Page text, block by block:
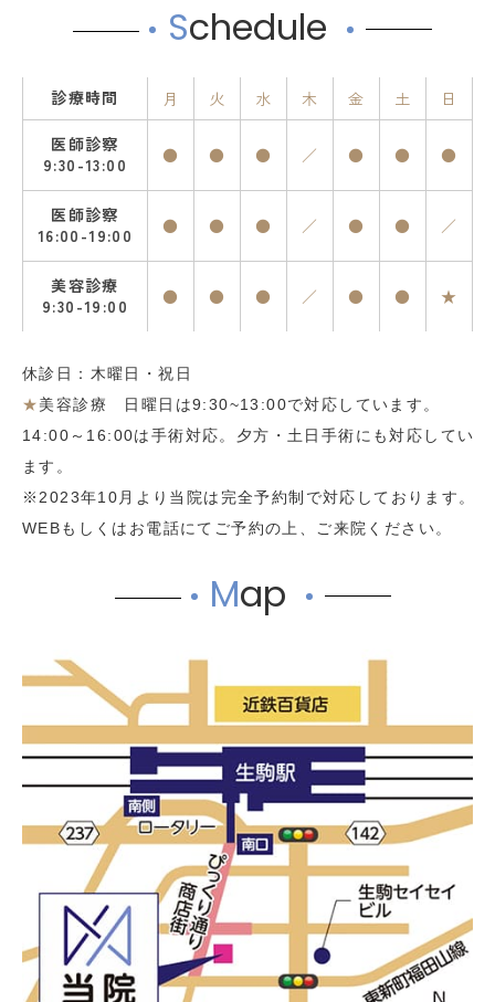
Schedule
診療時間 月 火 水 木 金 土 日
医師診察
9:30-13:00
● ● ● ／ ● ● ●
医師診察
16:00-19:00
● ● ● ／ ● ● ／
美容診療
9:30-19:00
● ● ● ／ ● ● ★
休診日：木曜日・祝日
★美容診療 日曜日は9:30~13:00で対応しています。
14:00～16:00は手術対応。夕方・土日手術にも対応してい
ます。
※2023年10月より当院は完全予約制で対応しております。
WEBもしくはお電話にてご予約の上、ご来院ください。
Map